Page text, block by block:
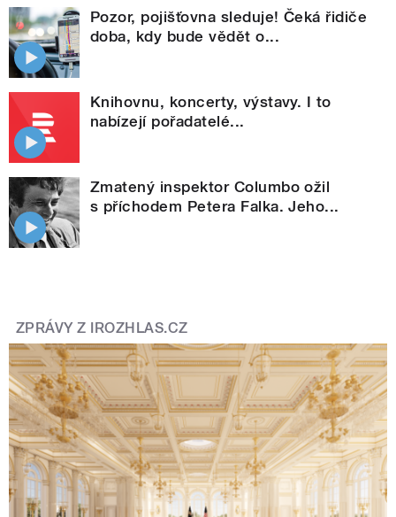
Pozor, pojišťovna sleduje! Čeká řidiče
doba, kdy bude vědět o...
Knihovnu, koncerty, výstavy. I to
nabízejí pořadatelé...
Zmatený inspektor Columbo ožil
s příchodem Petera Falka. Jeho...
ZPRÁVY Z IROZHLAS.CZ